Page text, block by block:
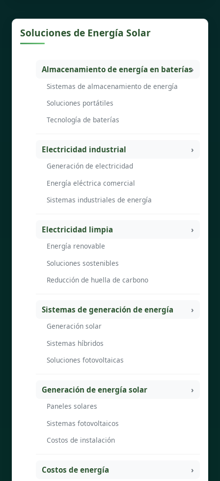
Soluciones de Energía Solar
Almacenamiento de energía en baterías
Sistemas de almacenamiento de energía
Soluciones portátiles
Tecnología de baterías
Electricidad industrial
Generación de electricidad
Energía eléctrica comercial
Sistemas industriales de energía
Electricidad limpia
Energía renovable
Soluciones sostenibles
Reducción de huella de carbono
Sistemas de generación de energía
Generación solar
Sistemas híbridos
Soluciones fotovoltaicas
Generación de energía solar
Paneles solares
Sistemas fotovoltaicos
Costos de instalación
Costos de energía